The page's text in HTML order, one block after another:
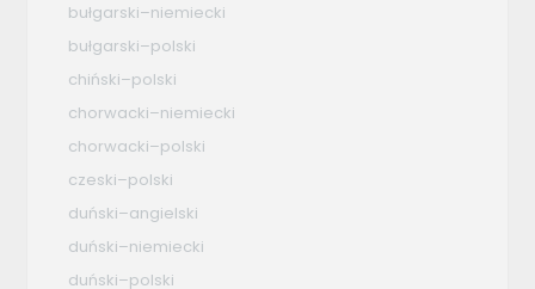
bułgarski–niemiecki
bułgarski–polski
chiński–polski
chorwacki–niemiecki
chorwacki–polski
czeski–polski
duński–angielski
duński–niemiecki
duński–polski